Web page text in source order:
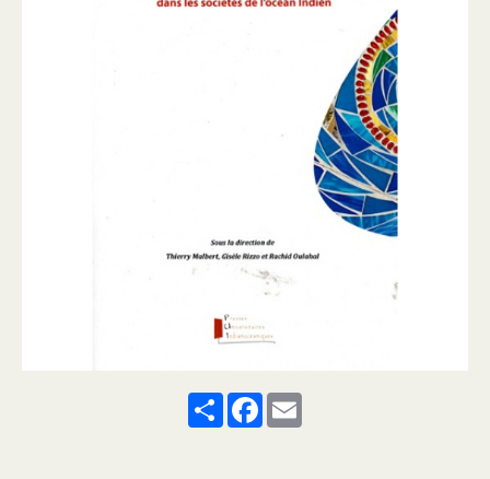
ShareFacebook
Email